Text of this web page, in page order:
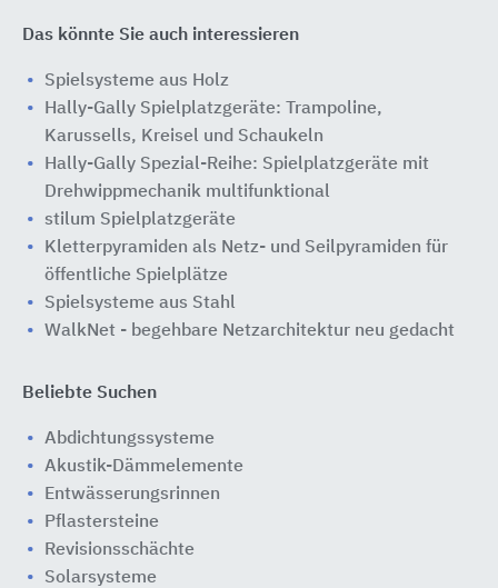
Das könnte Sie auch interessieren
Spielsysteme aus Holz
Hally-Gally Spielplatzgeräte: Trampoline,
Karussells, Kreisel und Schaukeln
Hally-Gally Spezial-Reihe: Spielplatzgeräte mit
Drehwippmechanik multifunktional
stilum Spielplatzgeräte
Kletterpyramiden als Netz- und Seilpyramiden für
öffentliche Spielplätze
Spielsysteme aus Stahl
WalkNet - begehbare Netzarchitektur neu gedacht
Beliebte Suchen
Abdichtungssysteme
Akustik-Dämmelemente
Entwässerungsrinnen
Pflastersteine
Revisionsschächte
Solarsysteme